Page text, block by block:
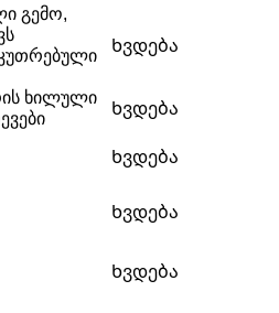
გემო,
Ხვდება
ხილული
Ხვდება
Ხვდება
Ხვდება
Ხვდება